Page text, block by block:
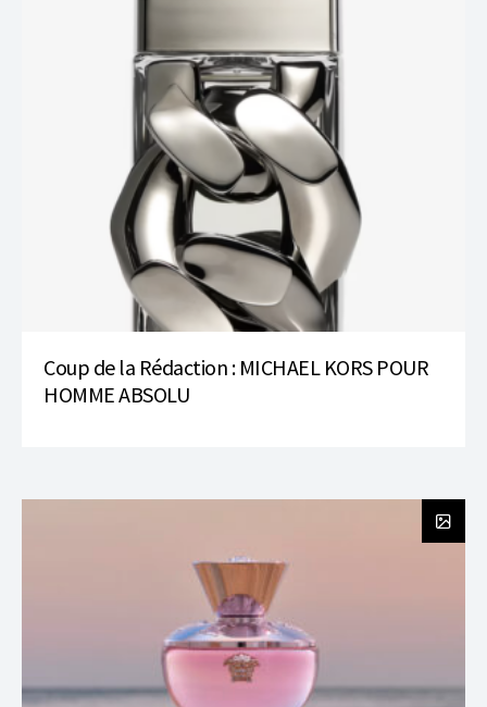
Coup de la Rédaction : MICHAEL KORS POUR
HOMME ABSOLU